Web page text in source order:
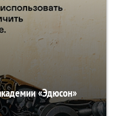
«Эдюсон»